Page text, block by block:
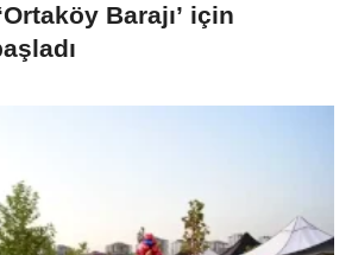
Barajı’ için